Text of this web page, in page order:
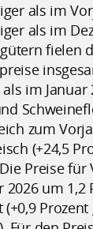
als im
als im
fielen
im Januar
zum
(+24,5
Preise
2026 um